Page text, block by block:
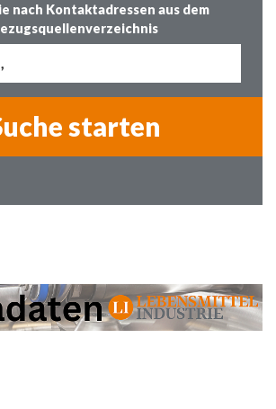
nach Kontaktadressen aus dem